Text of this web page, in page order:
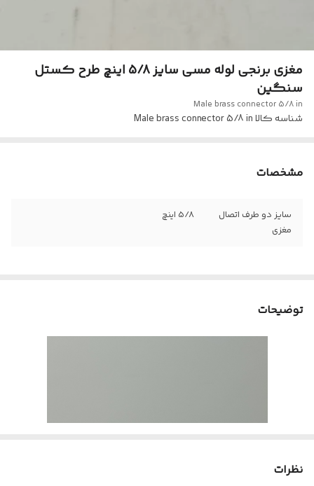
مغزی برنجی لوله مسی سایز 5/8 اینچ طرح کستل
سنگین
Male brass connector 5/8 in
شناسه کالاMale brass connector 5/8 in
مشخصات
سایز دو طرف اتصال
مغزی
5/8 اینچ
توضیحات
نظرات